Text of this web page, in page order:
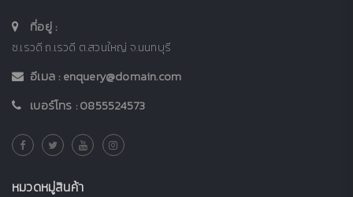
ที่อยู่ :
ซ.เรวดี ถ.เรวดี ต.สวนใหญ่ จ.นนทบุรี
อีเมล :enquery@domain.com
เบอร์โทร :0855524573
หมวดหมู่สินค้า